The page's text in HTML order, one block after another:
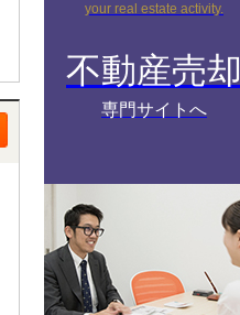
your real estate activity.
不動産売却
専門サイトへ